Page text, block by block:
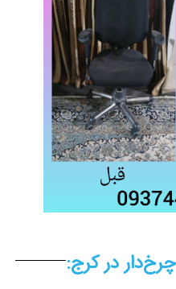
در کرج: